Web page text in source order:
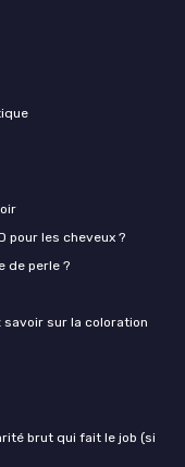
pour les cheveux ?
de perle ?
sur la coloration
brut qui fait le job (si